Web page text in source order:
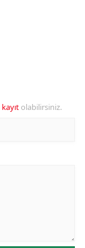
kayıt olabilirsiniz.